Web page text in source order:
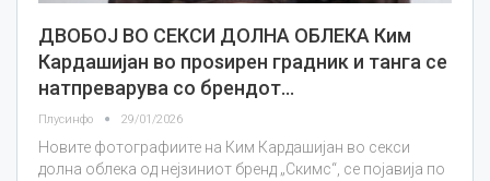
ДВОБОЈ ВО СЕКСИ ДОЛНА ОБЛЕКА Ким
Кардашијан во проѕирен градник и танга се
натпреварува со брендот…
Плусинфо 29/01/2026
Новите фотографиите на Ким Кардашијан во секси
долна облека од нејзиниот бренд „Скимс“, се појавија по